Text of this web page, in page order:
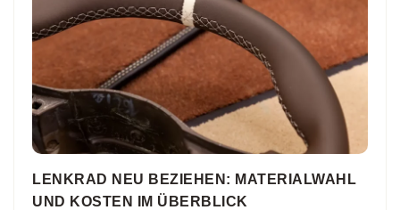
LENKRAD NEU BEZIEHEN: MATERIALWAHL
UND KOSTEN IM ÜBERBLICK